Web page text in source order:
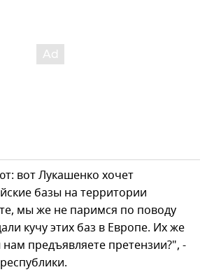
вот Лукашенко хочет
базы на территории
мы же не паримся по поводу
кучу этих баз в Европе. Их же
предъявляете претензии?", -